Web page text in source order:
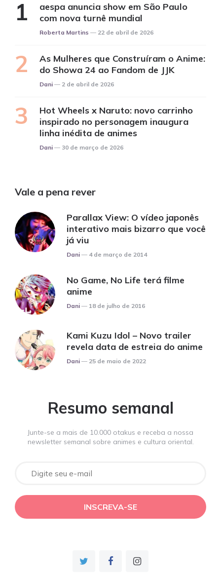
aespa anuncia show em São Paulo
com nova turnê mundial
Posted
Roberta Martins 22 de abril de 2026
As Mulheres que Construíram o Anime:
do Showa 24 ao Fandom de JJK
Posted
Dani 2 de abril de 2026
Hot Wheels x Naruto: novo carrinho
inspirado no personagem inaugura
linha inédita de animes
Posted
Dani 30 de março de 2026
Vale a pena rever
Parallax View: O vídeo japonês
interativo mais bizarro que você
já viu
Posted
Dani 4 de março de 2014
No Game, No Life terá filme
anime
Posted
Dani 18 de julho de 2016
Kami Kuzu Idol – Novo trailer
revela data de estreia do anime
Posted
Dani 25 de maio de 2022
Resumo semanal
Junte-se a mais de 10.000 otakus e receba a nossa
newsletter semanal sobre animes e cultura oriental.